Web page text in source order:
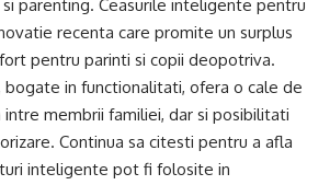
parenting. Ceasurile inteligente pentru
recenta care promite un surplus
pentru parinti si copii deopotriva.
in functionalitati, ofera o cale de
membrii familiei, dar si posibilitati
Continua sa citesti pentru a afla
inteligente pot fi folosite in